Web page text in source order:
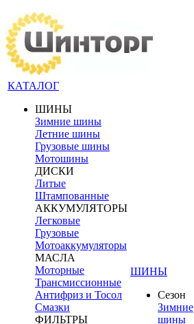
КАТАЛОГ
ШИНЫ
Зимние шины
Летние шины
Грузовые шины
Мотошины
ДИСКИ
Литые
Штампованные
АККУМУЛЯТОРЫ
Легковые
Грузовые
Мотоаккумуляторы
МАСЛА
Моторные
Трансмиссионные
Антифриз и Тосол
Смазки
ФИЛЬТРЫ
ШИНЫ
Сезон
Зимние
шины